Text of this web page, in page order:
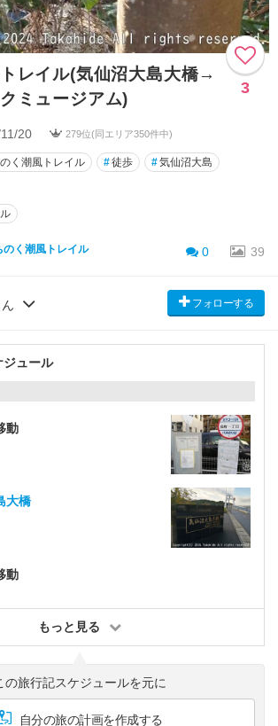
レイル(気仙沼大島大橋→
ミュージアム)
3
20 279位(同エリア350件中)
く潮風トレイル #徒歩 #気仙沼大島
のく潮風トレイル 0 39
フォローする
ジュール
動
大橋
動
もっと見る
の旅行記スケジュールを元に
自分の旅の計画を作成する